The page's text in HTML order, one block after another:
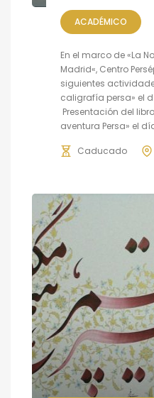
ACADÉMICO
En el marco de «La
Madrid«, Centro
siguientes
caligrafía persa» el
Presentación del libro
aventura Persa» el
Caducado